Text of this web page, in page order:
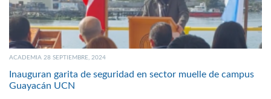
ACADEMIA 28 SEPTIEMBRE, 2024
Inauguran garita de seguridad en sector muelle de campus
Guayacán UCN